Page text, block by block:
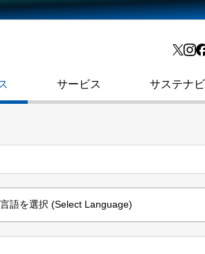
渋谷フクラ
サービス サステナ
よくあるご質問